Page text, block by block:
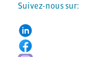
Suivez-nous sur: